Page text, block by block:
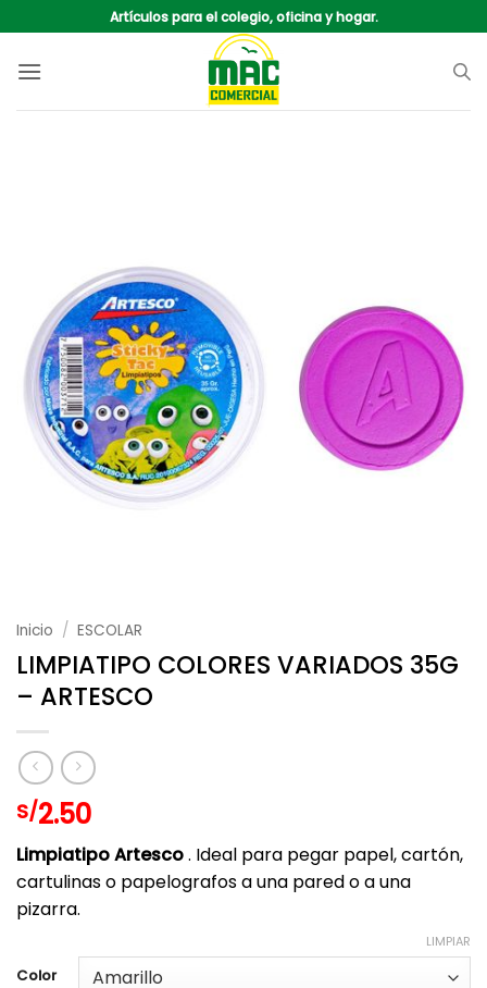
al
contenido
Artículos para el colegio, oficina y hogar.
Inicio / ESCOLAR
LIMPIATIPO COLORES VARIADOS 35G
– ARTESCO
S/2.50
Limpiatipo Artesco. Ideal para pegar papel, cartón,
cartulinas o papelografos a una pared o a una
pizarra.
Color
LIMPIAR